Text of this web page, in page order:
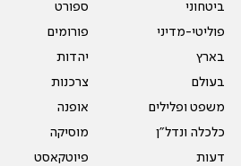
ביטחוני
פוליטי-מדיני
בארץ
בעולם
משפט ופלילים
כלכלה ונדל"ן
דעות
ספורט
פורומים
יהדות
צרכנות
אופנה
מוסיקה
פיוטקאסט